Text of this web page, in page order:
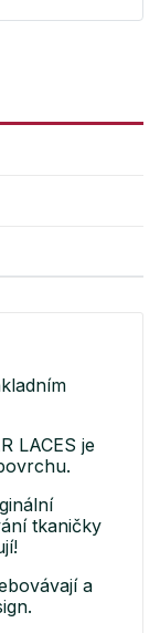
LACES je
tkaničky
a